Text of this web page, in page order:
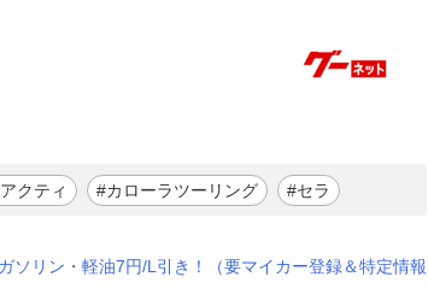
クティ #カローラツーリング #セラ
ソリン・軽油7円/L引き！（要マイカー登録＆特定情報